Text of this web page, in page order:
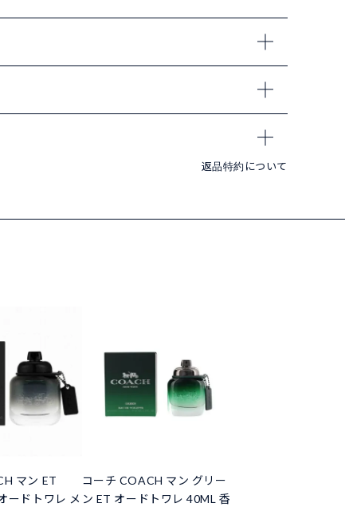
返品特約について
マン ET
ードトワレ メ
コーチ COACH マン グリー
ン ET オードトワレ 40ML 香